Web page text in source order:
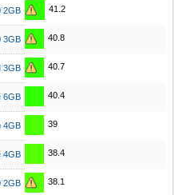
2GB 41.2
3GB 40.8
3GB 40.7
6GB 40.4
4GB 39
4GB 38.4
2GB 38.1